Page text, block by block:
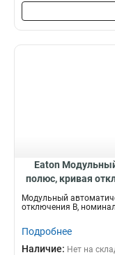
Eaton
полюс, кривая
Модульный
отключения B,
Подробнее
Наличие: Нет на